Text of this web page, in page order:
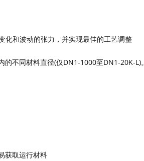
化和波动的张力，并实现最佳的工艺调整
的不同材料直径(仅DN1-1000至DN1-20K-L)。
获取运行材料